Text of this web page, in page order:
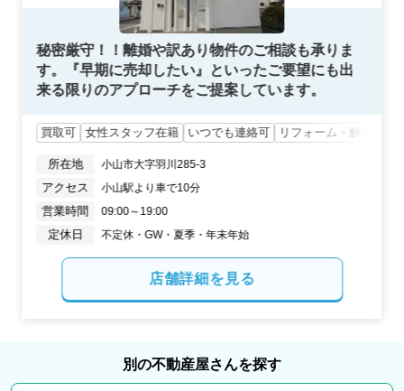
秘密厳守！！離婚や訳あり物件のご相談も承りま
す。『早期に売却したい』といったご要望にも出
来る限りのアプローチをご提案しています。
買取可 女性スタッフ在籍 いつでも連絡可 リフォーム・解体対応
所在地 小山市大字羽川285-3
アクセス 小山駅より車で10分
営業時間 09:00～19:00
定休日 不定休・GW・夏季・年末年始
店舗詳細を見る
別の不動産屋さんを探す